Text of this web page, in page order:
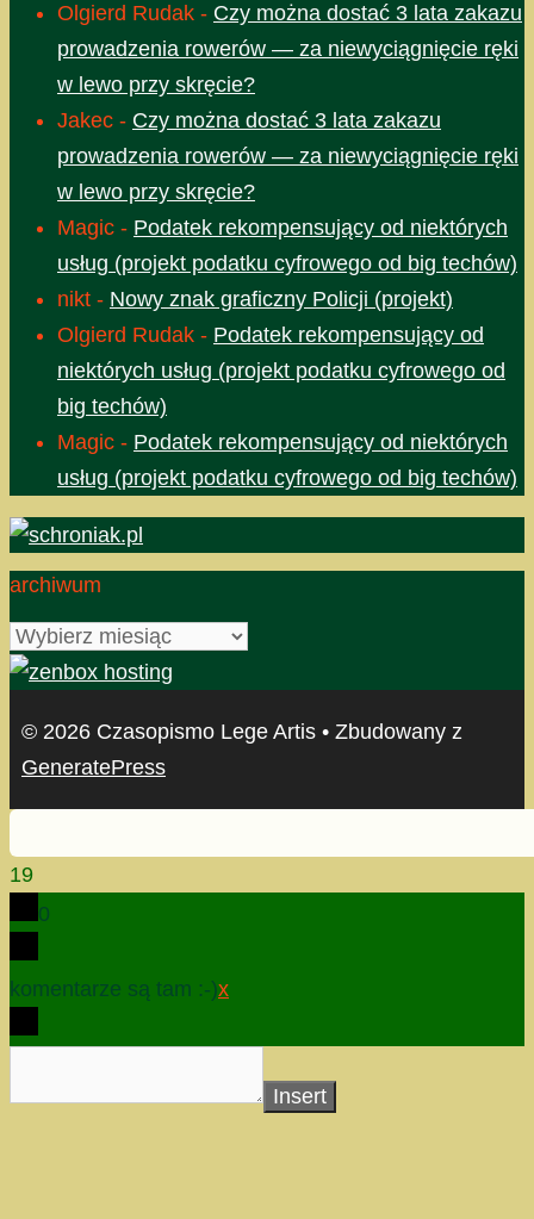
Olgierd Rudak - Czy można dostać 3 lata zakazu
prowadzenia rowerów — za niewyciągnięcie ręki
w lewo przy skręcie?
Jakec - Czy można dostać 3 lata zakazu
prowadzenia rowerów — za niewyciągnięcie ręki
w lewo przy skręcie?
Magic - Podatek rekompensujący od niektórych
usług (projekt podatku cyfrowego od big techów)
nikt - Nowy znak graficzny Policji (projekt)
Olgierd Rudak - Podatek rekompensujący od
niektórych usług (projekt podatku cyfrowego od
big techów)
Magic - Podatek rekompensujący od niektórych
usług (projekt podatku cyfrowego od big techów)
archiwum
archiwum
© 2026 Czasopismo Lege Artis • Zbudowany z
GeneratePress
19
0
komentarze są tam :-)x
Insert